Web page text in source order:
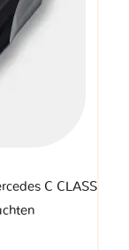
C CLASS